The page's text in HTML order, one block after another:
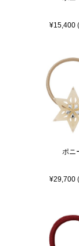
¥15,400
ポニ
¥29,700